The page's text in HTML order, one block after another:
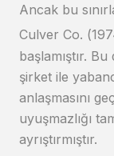
Ancak bu
Culver Co.
başlamıştır.
şirket ile
anlaşmasını
uyuşmazlığı
ayrıştırmıştır.